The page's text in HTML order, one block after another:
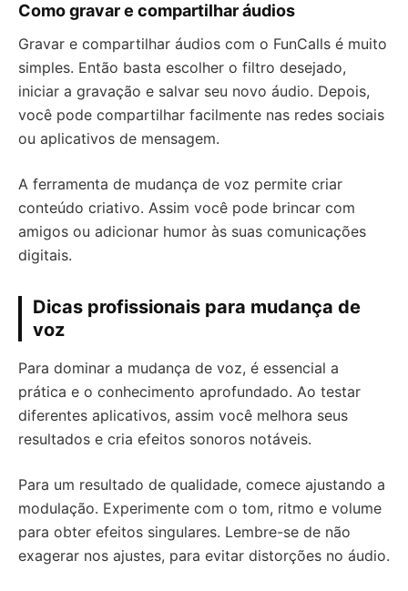
Como gravar e compartilhar áudios
Gravar e compartilhar áudios com o FunCalls é muito
simples. Então basta escolher o filtro desejado,
iniciar a gravação e salvar seu novo áudio. Depois,
você pode compartilhar facilmente nas redes sociais
ou aplicativos de mensagem.
A ferramenta de mudança de voz permite criar
conteúdo criativo. Assim você pode brincar com
amigos ou adicionar humor às suas comunicações
digitais.
Dicas profissionais para mudança de
voz
Para dominar a mudança de voz, é essencial a
prática e o conhecimento aprofundado. Ao testar
diferentes aplicativos, assim você melhora seus
resultados e cria efeitos sonoros notáveis.
Para um resultado de qualidade, comece ajustando a
modulação. Experimente com o tom, ritmo e volume
para obter efeitos singulares. Lembre-se de não
exagerar nos ajustes, para evitar distorções no áudio.